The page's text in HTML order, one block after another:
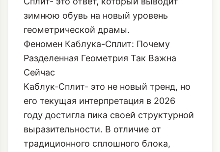
зимнюю обувь на новый уровень
геометрической драмы.
Феномен Каблука-Сплит: Почему
Разделенная Геометрия Так Важна
Сейчас
Каблук-Сплит- это не новый тренд, но
его текущая интерпретация в 2026
году достигла пика своей структурной
выразительности. В отличие от
традиционного сплошного блока,